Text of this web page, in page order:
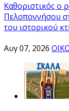
Καθοριστικός ο
Πελοποννήσου
του ιστορικού
Αυγ 07, 2026